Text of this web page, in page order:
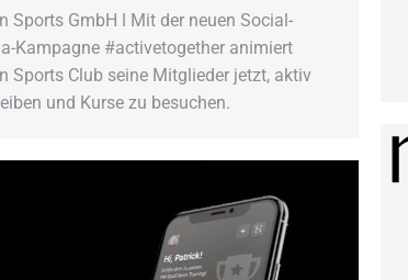
Sports GmbH ǀ Mit der neuen Social-
Kampagne #activetogether animiert
Sports Club seine Mitglieder jetzt, aktiv
und Kurse zu besuchen.